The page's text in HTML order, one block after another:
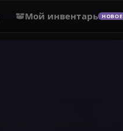
Мой инвентарь НОВОЕ